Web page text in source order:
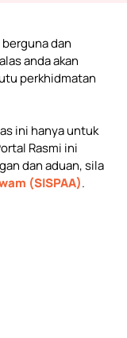
dan
anda akan
perkhidmatan
ini hanya untuk
Rasmi ini
dan aduan, sila
(SISPAA).